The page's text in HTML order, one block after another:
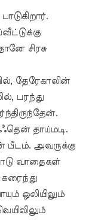
சிரசு
தேரேகாலின்
பரந்து
தாய்மடி.
பீடம். அவருக்கு
வாதைகள்
கரைந்து
ஒலியிலும்